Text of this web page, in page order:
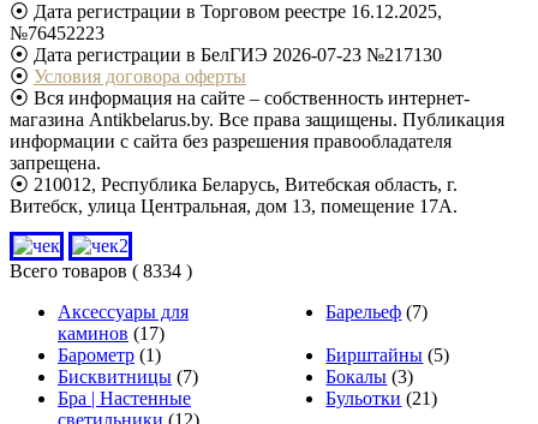
⦿ Дата регистрации в Торговом реестре 16.12.2025,
№76452223
⦿ Дата регистрации в БелГИЭ 2026-07-23 №217130
⦿ Условия договора оферты
⦿ Вся информация на сайте – собственность интернет-
магазина Antikbelarus.by. Все права защищены. Публикация
информации с сайта без разрешения правообладателя
запрещена.
⦿ 210012, Республика Беларусь, Витебская область, г.
Витебск, улица Центральная, дом 13, помещение 17А.
Всего товаров ( 8334 )
Аксессуары для
каминов (17)
Барельеф (7)
Барометр (1) Бирштайны (5)
Бисквитницы (7) Бокалы (3)
Бра | Настенные
Бульотки (21)